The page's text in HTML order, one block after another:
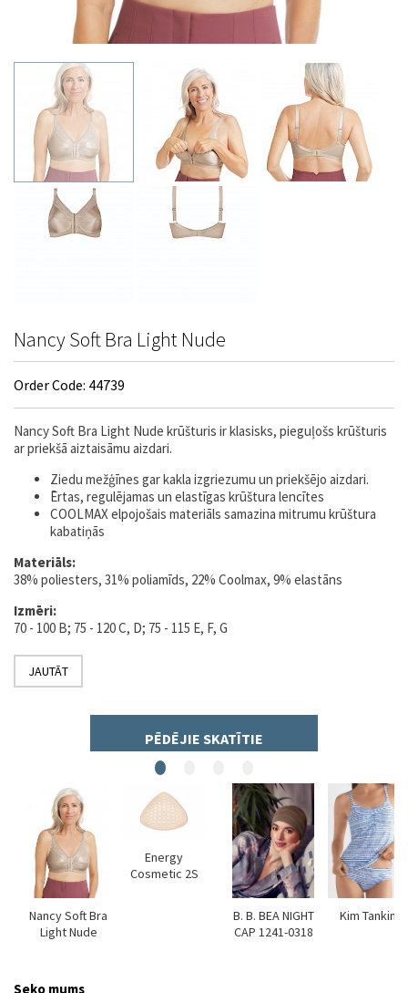
Nancy Soft Bra Light Nude
Order Code: 44739
Nancy Soft Bra Light Nude krūšturis ir klasisks, pieguļošs krūšturis
ar priekšā aiztaisāmu aizdari.
Ziedu mežģīnes gar kakla izgriezumu un priekšējo aizdari.
Ērtas, regulējamas un elastīgas krūštura lencītes
COOLMAX elpojošais materiāls samazina mitrumu krūštura
kabatiņās
Materiāls:
38% poliesters, 31% poliamīds, 22% Coolmax, 9% elastāns
Izmēri:
70 - 100 B; 75 - 120 C, D; 75 - 115 E, F, G
JAUTĀT
PĒDĒJIE SKATĪTIE
Nancy Soft Bra
Light Nude
Energy
Cosmetic 2S
B. B. BEA NIGHT
CAP 1241-0318
Kim Tankini
Seko mums